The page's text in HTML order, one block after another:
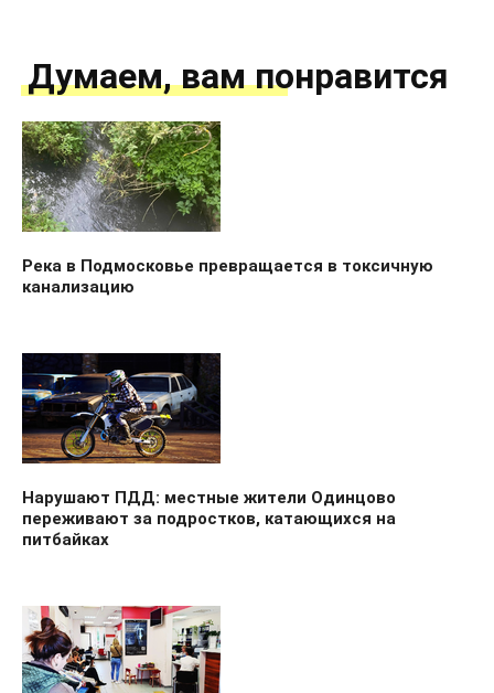
Думаем, вам понравится
Река в Подмосковье превращается в токсичную
канализацию
Нарушают ПДД: местные жители Одинцово
переживают за подростков, катающихся на
питбайках